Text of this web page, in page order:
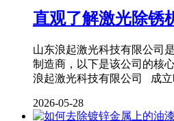
直观了解激光除锈
山东浪起激光科技有限公司
制造商，以下是该公司的核
浪起激光科技有限公司 成立
2026-05-28